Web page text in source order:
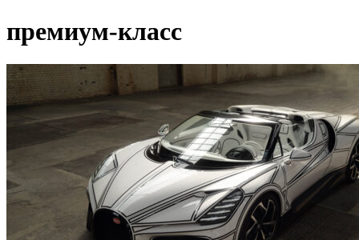
премиум-класс